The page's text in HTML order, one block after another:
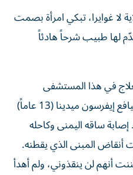
لا غوايرا، تبكي امرأة بصمت
لها طبيب شرحاً هادئاً
في هذا المستشفى
الميداني حتى الآن، من بينهم اليافع إيفرسون ميدينا (13 عاماً)
إصابة ساقه اليمنى وكاحله
16 ساعة تحت أنقاض المبنى الذي يقطنه.
أنهم لن ينقذوني، ولم أهدأ